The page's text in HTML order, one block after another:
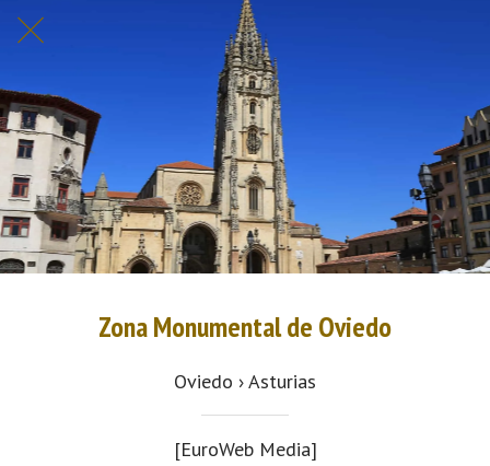
Zona Monumental de Oviedo
Oviedo › Asturias
[EuroWeb Media]